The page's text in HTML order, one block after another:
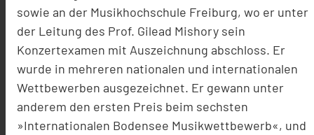
sowie an der Musikhochschule Freiburg, wo er unter
der Leitung des Prof. Gilead Mishory sein
Konzertexamen mit Auszeichnung abschloss. Er
wurde in mehreren nationalen und internationalen
Wettbewerben ausgezeichnet. Er gewann unter
anderem den ersten Preis beim sechsten
»Internationalen Bodensee Musikwettbewerb«, und